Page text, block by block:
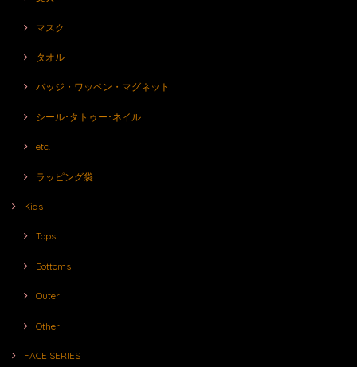
マスク
タオル
バッジ・ワッペン・マグネット
シール･タトゥー･ネイル
etc.
ラッピング袋
Kids
Tops
Bottoms
Outer
Other
FACE SERIES